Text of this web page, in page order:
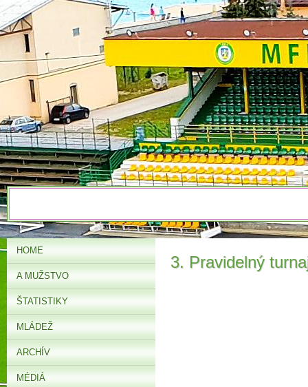
3. Pravidelný
HOME
A MUŽSTVO
ŠTATISTIKY
MLÁDEŽ
ARCHÍV
MÉDIÁ